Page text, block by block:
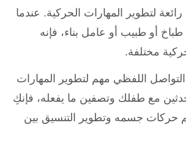
لتطوير المهارات الحركية. عندما
أو طبيب أو عامل بناء، فإنه
مختلفة.
التواصل اللفظي مهم لتطوير المهارات
مع طفلك وتصفين ما يفعله، فإنكِ
حركات جسمه وتطوير التنسيق بين